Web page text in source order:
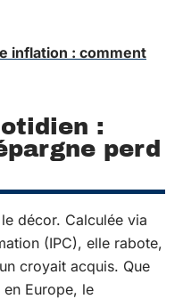
inflation : comment
:
perd
le décor. Calculée via
(IPC), elle rabote,
croyait acquis. Que
en Europe, le